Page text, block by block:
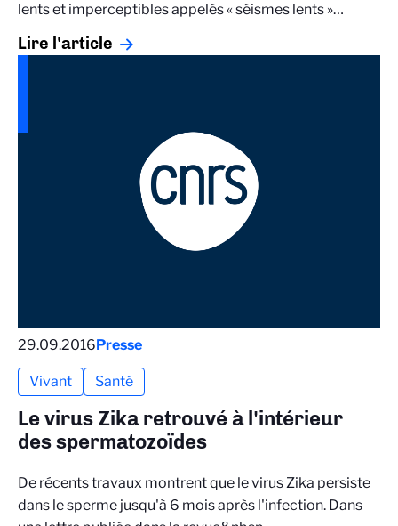
lents et imperceptibles appelés « séismes lents »…
Lire l'article
29.09.2016Presse
Vivant Santé
Le virus Zika retrouvé à l'intérieur
des spermatozoïdes
De récents travaux montrent que le virus Zika persiste
dans le sperme jusqu'à 6 mois après l'infection. Dans